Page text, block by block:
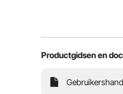
Productgidsen en